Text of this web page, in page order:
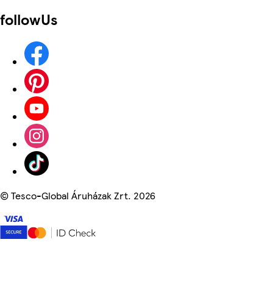
followUs
©Tesco-Global Áruházak Zrt. 2026